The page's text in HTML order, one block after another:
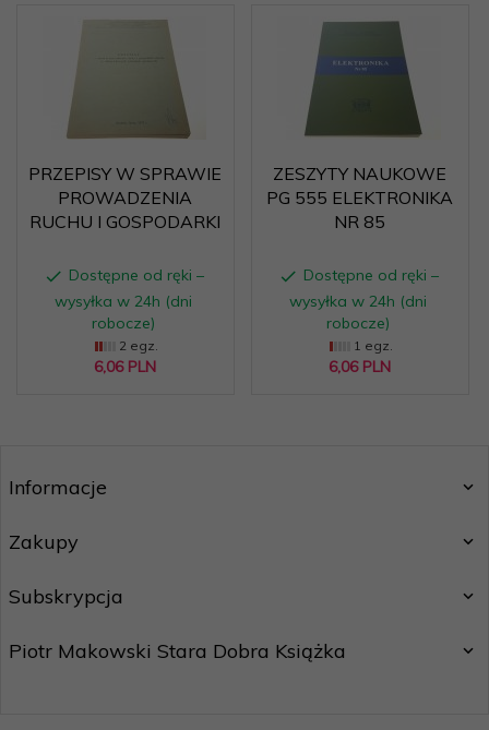
PRZEPISY W SPRAWIE
PROWADZENIA
RUCHU I GOSPODARKI
Dostępne od ręki –
wysyłka w 24h (dni
robocze)
2 egz.
6,06 PLN
ZESZYTY NAUKOWE
PG 555 ELEKTRONIKA
NR 85
Dostępne od ręki –
wysyłka w 24h (dni
robocze)
1 egz.
6,06 PLN
Informacje
Zakupy
Subskrypcja
Piotr Makowski Stara Dobra Książka